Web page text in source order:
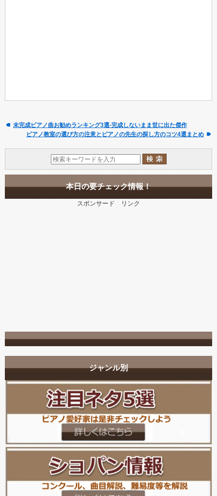
未完成ピアノ曲お勧めランキング3選-完成しないまま世に出た傑作
ピアノ教室の選び方の注意とピアノの先生の探し方のコツ4選まとめ
本日の要チェック情報！
スポンサード リンク
ジャンル別